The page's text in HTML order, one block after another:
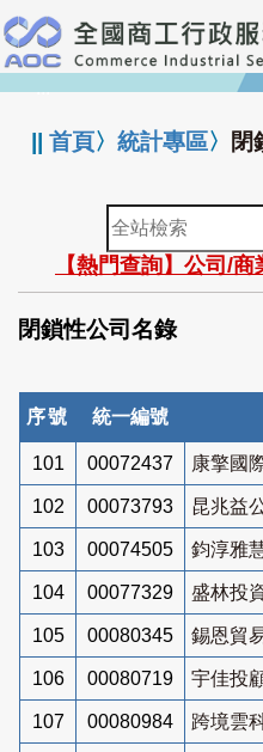
跳
到
主
要
:::
||首頁〉統計專區〉 閉
全
站
檢
索
【熱門查詢】公司/
閉鎖性公司名錄
序號 統一編號
101 00072437 康擎國
102 00073793 昆兆益
103 00074505 鈞淳雅
104 00077329 盛林投
105 00080345 錫恩貿
106 00080719 宇佳投
107 00080984 跨境雲